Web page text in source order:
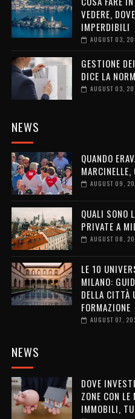
VEDERE,
IMPERDIBILI
AUGUST 03,
GESTIONE
DICE LA
AUGUST 03,
NEWS
QUANDO
MARCINELLE,
AUGUST 09,
QUALI SONO
PRIVATE A
AUGUST 08,
LE 10
MILANO:
DELLA CITTÀ
FORMAZIONE
AUGUST 07,
NEWS
DOVE
ZONE CON
IMMOBILI,